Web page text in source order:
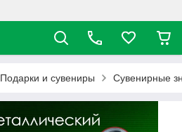
Подарки и сувениры Сувенирные